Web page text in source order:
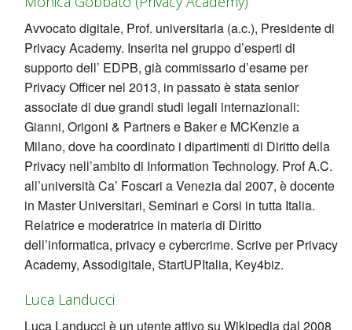
Avvocato digitale, Prof. universitaria (a.c.), Presidente di
Privacy Academy. Inserita nel gruppo d’esperti di
supporto dell’ EDPB, già commissario d’esame per
Privacy Officer nel 2013, in passato è stata senior
associate di due grandi studi legali internazionali:
Gianni, Origoni & Partners e Baker e MCKenzie a
Milano, dove ha coordinato i dipartimenti di Diritto della
Privacy nell’ambito di Information Technology. Prof A.C.
all’università Ca’ Foscari a Venezia dal 2007, è docente
in Master Universitari, Seminari e Corsi in tutta Italia.
Relatrice e moderatrice in materia di Diritto
dell’informatica, privacy e cybercrime. Scrive per Privacy
Academy, Assodigitale, StartUPItalia, Key4biz.
Luca Landucci
Luca Landucci è un utente attivo su Wikipedia dal 2008